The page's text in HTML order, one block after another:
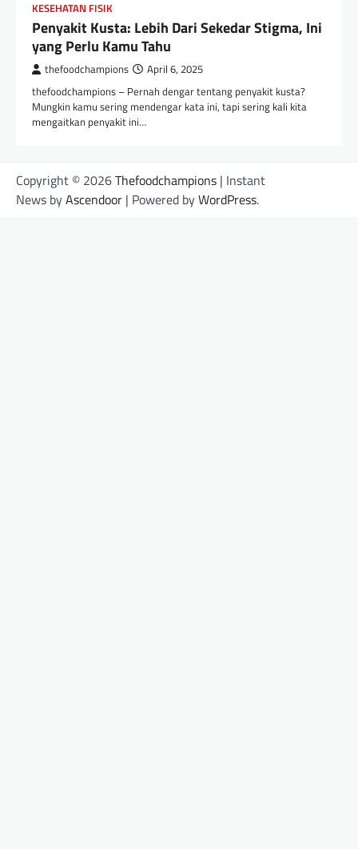
KESEHATAN FISIK
Penyakit Kusta: Lebih Dari Sekedar Stigma, Ini
yang Perlu Kamu Tahu
thefoodchampions April 6, 2025
thefoodchampions – Pernah dengar tentang penyakit kusta?
Mungkin kamu sering mendengar kata ini, tapi sering kali kita
mengaitkan penyakit ini…
Copyright © 2026Thefoodchampions | Instant
News byAscendoor | Powered byWordPress.